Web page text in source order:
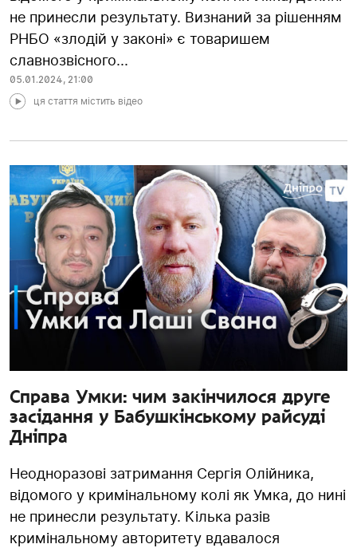
не принесли результату. Визнаний за рішенням
РНБО «злодій у законі» є товаришем
славнозвісного...
05.01.2024, 21:00
ця стаття містить відео
Справа Умки: чим закінчилося друге
засідання у Бабушкінському райсуді
Дніпра
Неодноразові затримання Сергія Олійника,
відомого у кримінальному колі як Умка, до нині
не принесли результату. Кілька разів
кримінальному авторитету вдавалося